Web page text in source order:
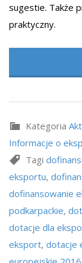
sugestie. Także
praktyczny.
Kategoria
Informacje o
Tagi
eksportu,
dofinansowanie
podkarpackie,
dotacje dla
eksport, dotacje